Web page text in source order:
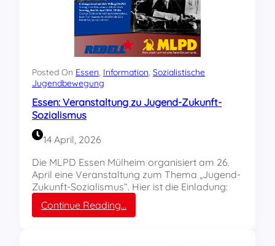
m
u
s
–
O
R
N
!
“
g
u
p
p
e
m
f
e
t
Posted On Essen, Information, Sozialistische
Jugendbewegung
Essen: Veranstaltung zu Jugend-Zukunft-
Sozialismus
14 April, 2026
Die MLPD Essen Mülheim organisiert am 26.
April eine Veranstaltung zum Thema „Jugend-
Zukunft-Sozialismus“. Hier ist die Einladung:
Continue Reading…
E